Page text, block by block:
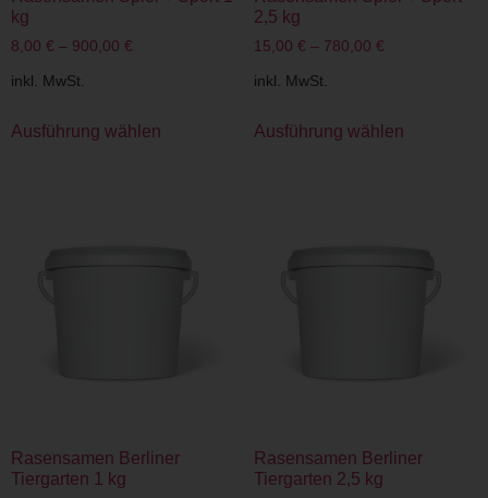
kg
8,00 € – 900,00 €
inkl. MwSt.
Ausführung wählen
2,5 kg
15,00 € – 780,00 €
inkl. MwSt.
Ausführung wählen
Rasensamen Berliner
Tiergarten 1 kg
Rasensamen Berliner
Tiergarten 2,5 kg